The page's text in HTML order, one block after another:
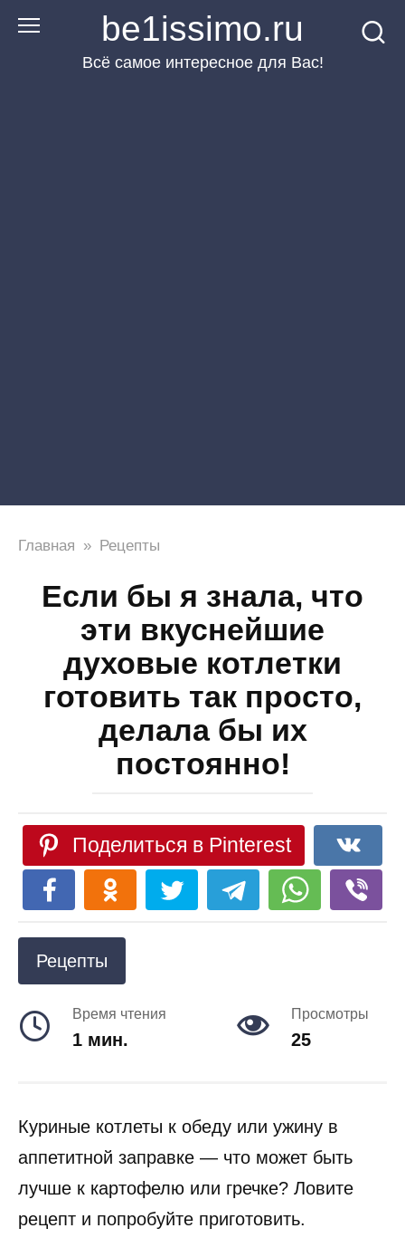
Перейти
be1issimo.ru
Всё самое интересное для Вас!
Главная » Рецепты
Если бы я знала, что
эти вкуснейшие
духовые котлетки
готовить так просто,
делала бы их
постоянно!
Поделиться в Pinterest
Рецепты
Время чтения
1 мин.
Просмотры
25
Куриные котлеты к обеду или ужину в
аппетитной заправке — что может быть
лучше к картофелю или гречке? Ловите
рецепт и попробуйте приготовить.